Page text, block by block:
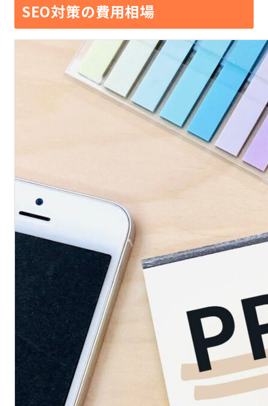
SEO対策の費用相場